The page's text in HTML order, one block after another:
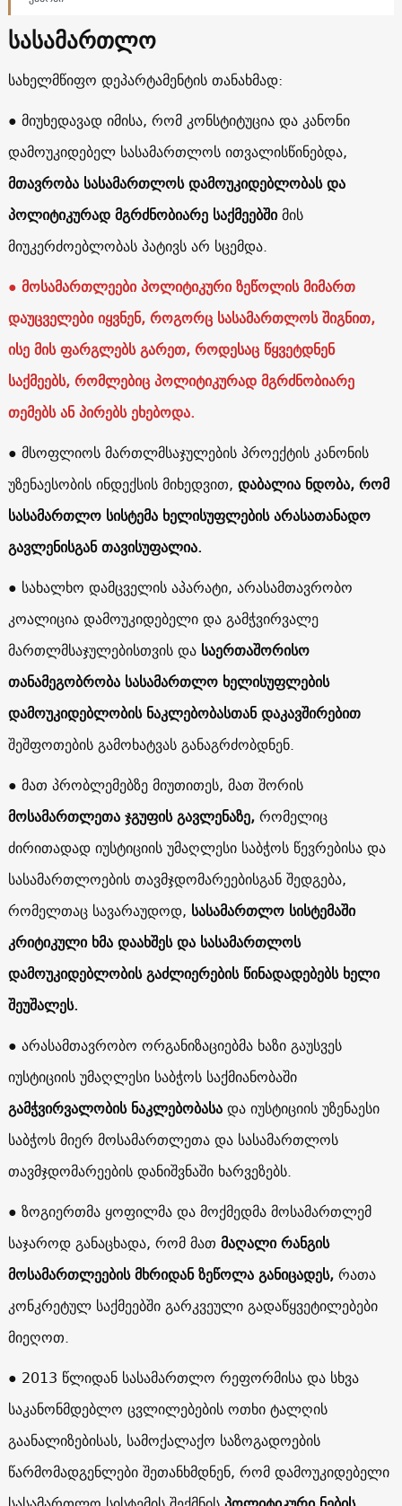
სასამართლო
სახელმწიფო დეპარტამენტის თანახმად:
● მიუხედავად იმისა, რომ კონსტიტუცია და კანონი
დამოუკიდებელ სასამართლოს ითვალისწინებდა,
მთავრობა სასამართლოს დამოუკიდებლობას და
პოლიტიკურად მგრძნობიარე საქმეებშიმის
მიუკერძოებლობას პატივს არ სცემდა.
● მოსამართლეები პოლიტიკური ზეწოლის მიმართ
დაუცველები იყვნენ, როგორც სასამართლოს შიგნით,
ისე მის ფარგლებს გარეთ, როდესაც წყვეტდნენ
საქმეებს, რომლებიც პოლიტიკურად მგრძნობიარე
თემებს ან პირებს ეხებოდა.
● მსოფლიოს მართლმსაჯულების პროექტის კანონის
უზენაესობის ინდექსის მიხედვით, დაბალია ნდობა, რომ
სასამართლო სისტემა ხელისუფლების არასათანადო
გავლენისგან თავისუფალია.
● სახალხო დამცველის აპარატი, არასამთავრობო
კოალიცია დამოუკიდებელი და გამჭვირვალე
მართლმსაჯულებისთვის და საერთაშორისო
თანამეგობრობა სასამართლო ხელისუფლების
დამოუკიდებლობის ნაკლებობასთან დაკავშირებით
შეშფოთების გამოხატვას განაგრძობდნენ.
● მათ პრობლემებზე მიუთითეს, მათ შორის
მოსამართლეთა ჯგუფის გავლენაზე,რომელიც
ძირითადად იუსტიციის უმაღლესი საბჭოს წევრებისა და
სასამართლოების თავმჯდომარეებისგან შედგება,
რომელთაც სავარაუდოდ, სასამართლო სისტემაში
კრიტიკული ხმა დაახშეს და სასამართლოს
დამოუკიდებლობის გაძლიერების წინადადებებს ხელი
შეუშალეს.
● არასამთავრობო ორგანიზაციებმა ხაზი გაუსვეს
იუსტიციის უმაღლესი საბჭოს საქმიანობაში
გამჭვირვალობის ნაკლებობასადა იუსტიციის უზენაესი
საბჭოს მიერ მოსამართლეთა და სასამართლოს
თავმჯდომარეების დანიშვნაში ხარვეზებს.
● ზოგიერთმა ყოფილმა და მოქმედმა მოსამართლემ
საჯაროდ განაცხადა, რომ მათ მაღალი რანგის
მოსამართლეების მხრიდან ზეწოლა განიცადეს,რათა
კონკრეტულ საქმეებში გარკვეული გადაწყვეტილებები
მიეღოთ.
● 2013 წლიდან სასამართლო რეფორმისა და სხვა
საკანონმდებლო ცვლილებების ოთხი ტალღის
გაანალიზებისას, სამოქალაქო საზოგადოების
წარმომადგენლები შეთანხმდნენ, რომ დამოუკიდებელი